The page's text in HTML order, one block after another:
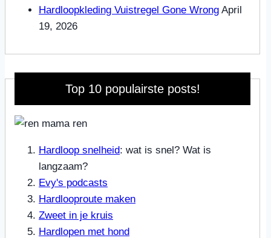
Hardloopkleding Vuistregel Gone Wrong April
19, 2026
Top 10 populairste posts!
Hardloop snelheid: wat is snel? Wat is
langzaam?
Evy's podcasts
Hardlooproute maken
Zweet in je kruis
Hardlopen met hond